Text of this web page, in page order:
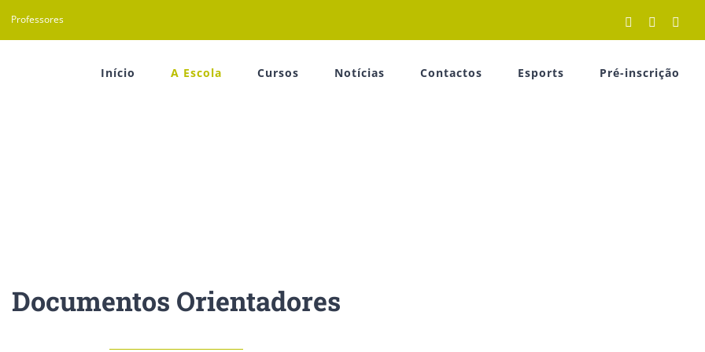
Professores FacebookYouTube
Início A Escola Cursos Notícias Contactos Esports Pré-inscrição
Documentos Orientadores